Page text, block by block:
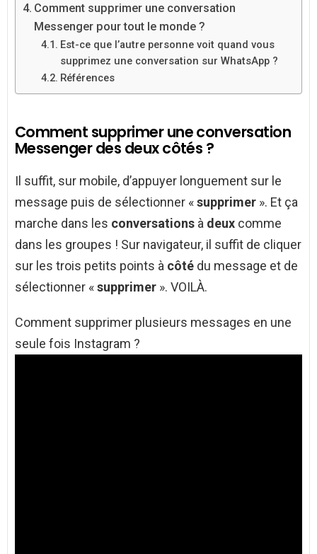
Comment supprimer une conversation
Messenger pour tout le monde ?
Est-ce que l’autre personne voit quand vous
supprimez une conversation sur WhatsApp ?
Références
Comment supprimer une conversation
Messenger des deux côtés ?
Il suffit, sur mobile, d’appuyer longuement sur le
message puis de sélectionner «supprimer ». Et ça
marche dans les conversations à deux comme
dans les groupes ! Sur navigateur, il suffit de cliquer
sur les trois petits points à côté du message et de
sélectionner «supprimer ». VOILÀ.
Comment supprimer plusieurs messages en une
seule fois Instagram ?